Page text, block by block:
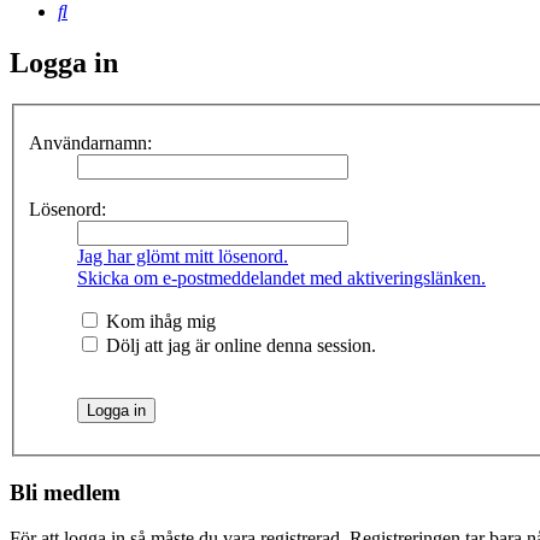
Sök
Logga in
Användarnamn:
Lösenord:
Jag har glömt mitt lösenord.
Skicka om e-postmeddelandet med aktiveringslänken.
Kom ihåg mig
Dölj att jag är online denna session.
Bli medlem